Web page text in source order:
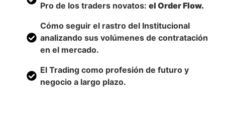
Pro de los traders novatos: el Order Flow.
Cómo seguir el rastro del Institucional
analizando sus volúmenes de contratación
en el mercado.
El Trading como profesión de futuro y
negocio a largo plazo.